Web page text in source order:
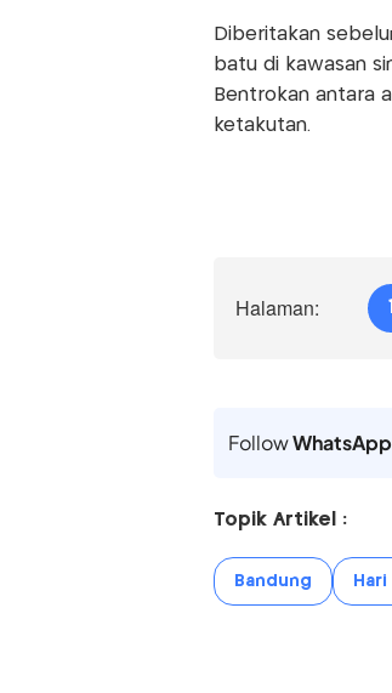
Diberitakan
batu di kawasan
Bentrokan antara
ketakutan.
Halaman: 1
Follow
Topik Artikel :
Bandung